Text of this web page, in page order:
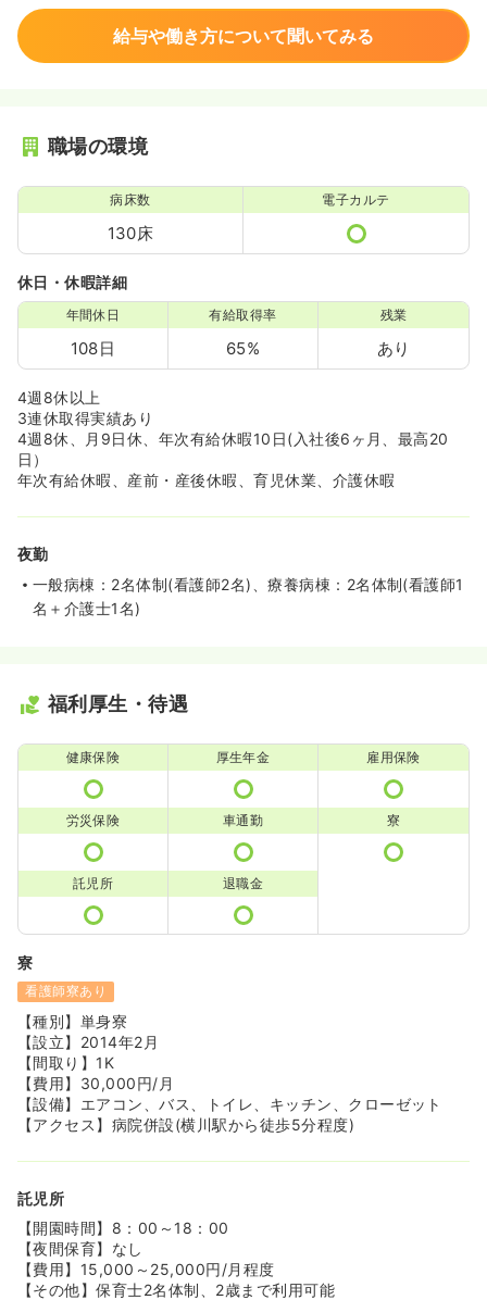
給与や働き方について聞いてみる
職場の環境
病床数
130床
電子カルテ
休日・休暇詳細
年間休日
108日
有給取得率
65%
残業
あり
4週8休以上
3連休取得実績あり
4週8休、月9日休、年次有給休暇10日(入社後6ヶ月、最高20
日）
年次有給休暇、産前・産後休暇、育児休業、介護休暇
夜勤
一般病棟：2名体制(看護師2名)、療養病棟：2名体制(看護師1
名＋介護士1名)
福利厚生・待遇
健康保険 厚生年金 雇用保険
労災保険 車通勤 寮
託児所 退職金
寮
看護師寮あり
【種別】単身寮
【設立】2014年2月
【間取り】1K
【費用】30,000円/月
【設備】エアコン、バス、トイレ、キッチン、クローゼット
【アクセス】病院併設(横川駅から徒歩5分程度)
託児所
【開園時間】8：00～18：00
【夜間保育】なし
【費用】15,000～25,000円/月程度
【その他】保育士2名体制、2歳まで利用可能